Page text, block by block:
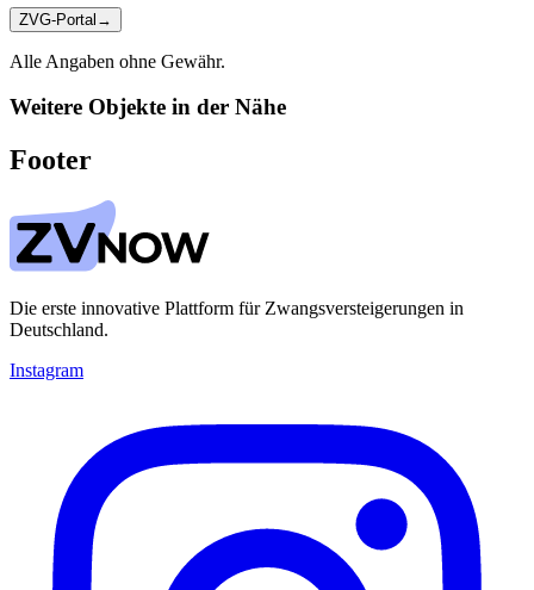
ZVG-Portal →
Alle Angaben ohne Gewähr.
Weitere Objekte in der Nähe
Footer
Die erste innovative Plattform für Zwangsversteigerungen in
Deutschland.
Instagram